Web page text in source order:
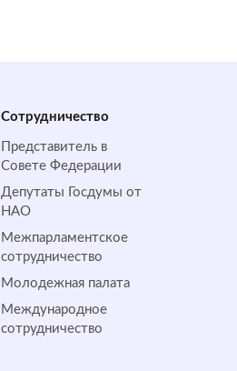
Сотрудничество
Представитель в
Совете Федерации
Депутаты Госдумы от
НАО
Межпарламентское
сотрудничество
Молодежная палата
Международное
сотрудничество